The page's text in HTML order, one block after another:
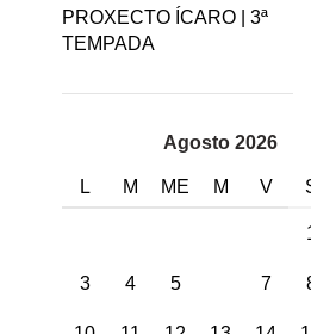
PROXECTO ÍCARO | 3ª
TEMPADA
Agosto 2026
L M ME M V
3 4 5 7